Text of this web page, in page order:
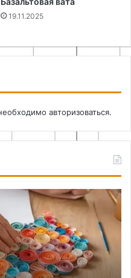
19.11.2025
авторизоваться.